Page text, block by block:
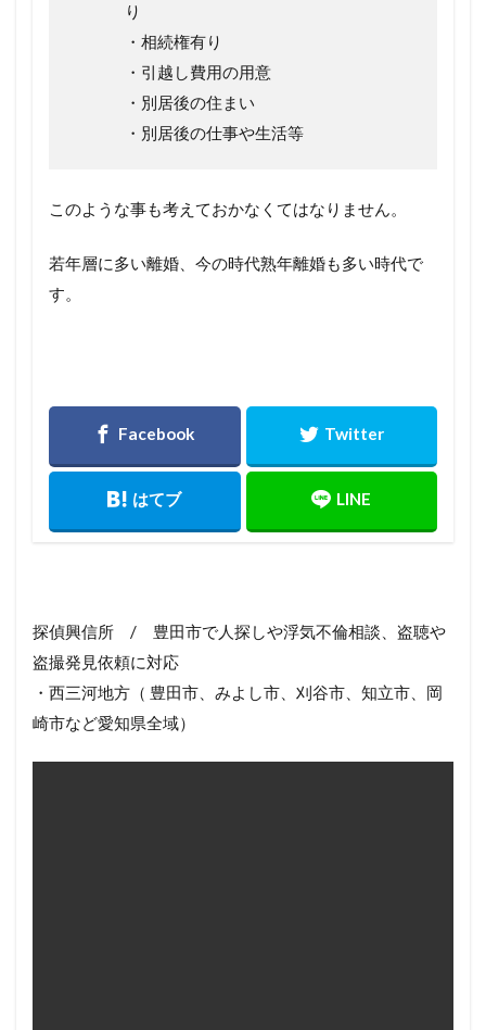
り
・相続権有り
・引越し費用の用意
・別居後の住まい
・別居後の仕事や生活等
このような事も考えておかなくてはなりません。
若年層に多い離婚、今の時代熟年離婚も多い時代で
す。
探偵興信所 / 豊田市で人探しや浮気不倫相談、盗聴や
盗撮発見依頼に対応
・西三河地方（ 豊田市、みよし市、刈谷市、知立市、岡
崎市など愛知県全域）